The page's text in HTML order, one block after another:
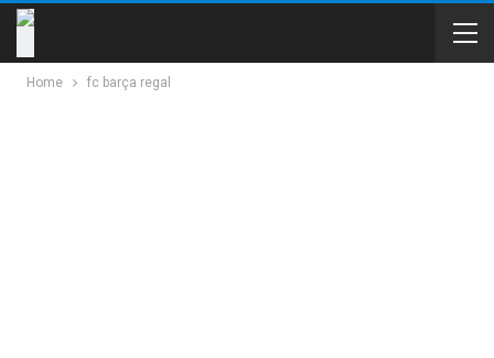
Home fc barça regal